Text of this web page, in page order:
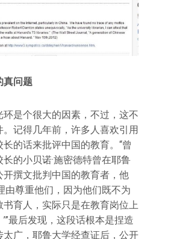
真问题
环是个很大的因素，不过，这不
。记得几年前，许多人喜欢引用
的话来批评中国的教育。“曾
的小贝诺·施密德特曾在耶鲁
开撰文批判中国的教育者，他
由尊重他们，因为他们既不为
书育人，实际只是在教育岗位上
最后发现，这段话根本是捏造
太广，耶鲁大学经查证后，公开